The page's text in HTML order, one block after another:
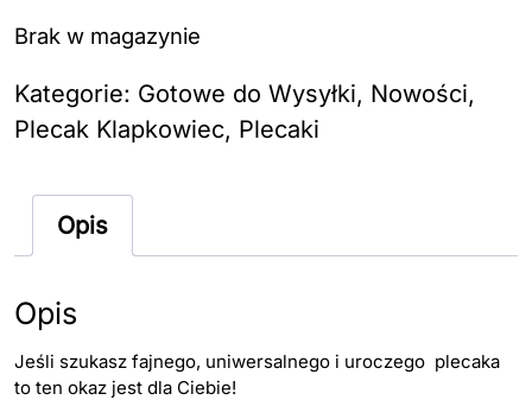
Brak w magazynie
Kategorie: Gotowe do Wysyłki, Nowości,
Plecak Klapkowiec, Plecaki
Opis
Opis
Jeśli szukasz fajnego, uniwersalnego i uroczego plecaka
to ten okaz jest dla Ciebie!